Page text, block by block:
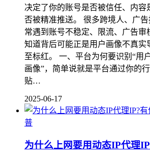
决定了你的账号是否被信任、内容
否被精准推送。 很多跨境人、广
常遇到账号不稳定、限流、广告审
知道背后可能正是用户画像不真实
至标红。 一、平台为何要识别“用
画像”，简单说就是平台通过你的
贴…
2025-06-17
普
为什么上网要用动态IP代理